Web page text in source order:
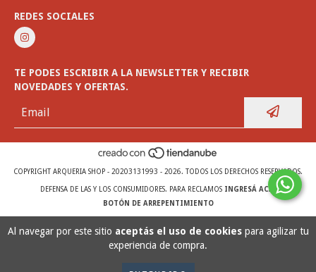
Al navegar por este sitio aceptás el uso de cookiespara agilizar tu
experiencia de compra.
REDES SOCIALES
TE PODES ESCRIBIR A LA NEWSLETTER Y RECIBIR
NOVEDADES Y OFERTAS.
COPYRIGHT ARQUERIA SHOP - 20203131993 - 2026. TODOS LOS DERECHOS RESERVADOS.
DEFENSA DE LAS Y LOS CONSUMIDORES. PARA RECLAMOS INGRESÁ ACÁ.
BOTÓN DE ARREPENTIMIENTO